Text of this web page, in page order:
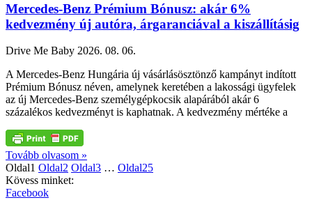
Mercedes-Benz Prémium Bónusz: akár 6%
kedvezmény új autóra, árgaranciával a kiszállításig
Drive Me Baby 2026. 08. 06.
A Mercedes-Benz Hungária új vásárlásösztönző kampányt indított
Prémium Bónusz néven, amelynek keretében a lakossági ügyfelek
az új Mercedes-Benz személygépkocsik alapárából akár 6
százalékos kedvezményt is kaphatnak. A kedvezmény mértéke a
Tovább olvasom »
Oldal1 Oldal2 Oldal3 … Oldal25
Kövess minket:
Facebook